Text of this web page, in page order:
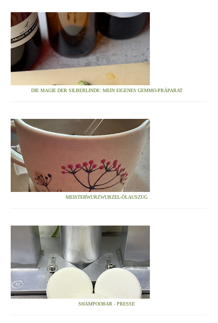
DIE MAGIE DER SILBERLINDE: MEIN EIGENES GEMMO-PRÄPARAT
MEISTERWURZWURZEL-ÖLAUSZUG
SHAMPOOBAR - PRESSE